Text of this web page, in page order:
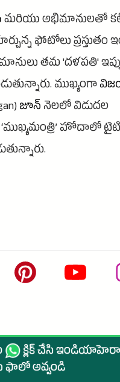
మరియు అభిమానులతో
ఫోటోలు ప్రస్తుతం
తమ 'దళపతి'
ముఖ్యంగా
జూన్నెలలో విడుదల
హోదాలో
క్లిక్ చేసి
ఫాలో అవ్వండి